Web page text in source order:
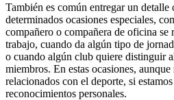
También es común entregar un detalle
determinados ocasiones especiales,
compañero o compañera de oficina se
trabajo, cuando da algún tipo de
o cuando algún club quiere distinguir
miembros. En estas ocasiones,
relacionados con el deporte, si
reconocimientos personales.